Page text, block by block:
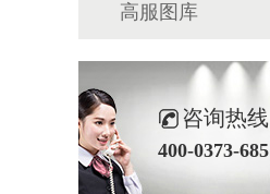
高服图库
咨询热线
400-0373-685